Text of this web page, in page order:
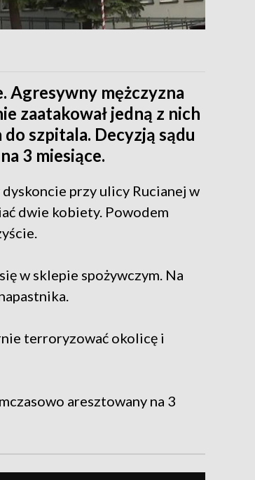
Agresywny mężczyzna
zaatakował jedną z nich
szpitala. Decyzją sądu
3 miesiące.
przy ulicy Rucianej w
dwie kobiety. Powodem
w sklepie spożywczym. Na
terroryzować okolicę i
aresztowany na 3